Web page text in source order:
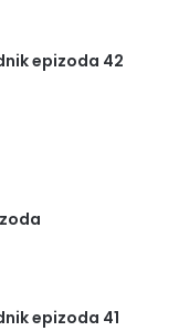
epizoda 42
epizoda 41